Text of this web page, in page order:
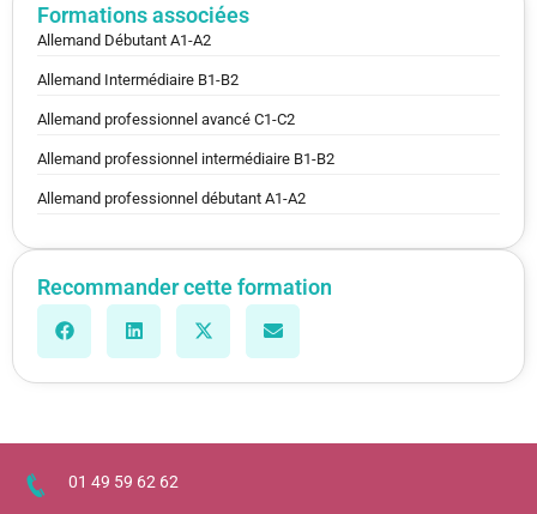
Formations associées
Allemand Débutant A1-A2
Allemand Intermédiaire B1-B2
Allemand professionnel avancé C1-C2
Allemand professionnel intermédiaire B1-B2
Allemand professionnel débutant A1-A2
Recommander cette formation
01 49 59 62 62